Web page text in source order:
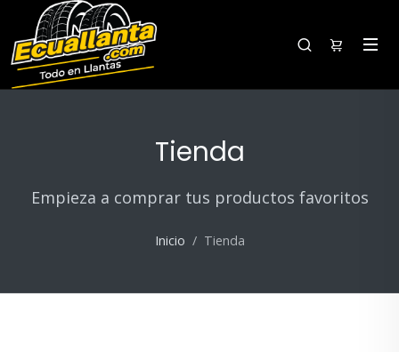
Tienda
Empieza a comprar tus productos favoritos
Inicio Tienda